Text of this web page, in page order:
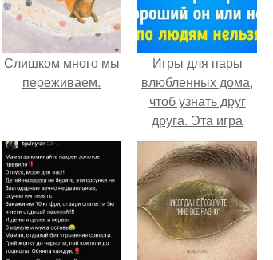
Слишком много мы
пеpеживаем.
Игры для пары
влюбленных дома,
чтоб узнать друг
друга. Эта игра
поможет узнать
истинный характер
любого человека